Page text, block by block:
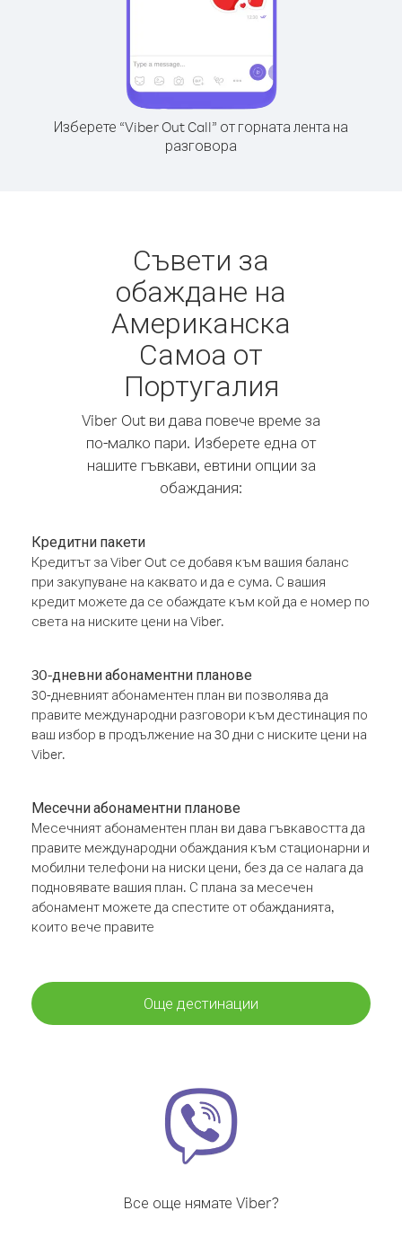
Изберете “Viber Out Call” от горната лента на
разговора
Съвети за
обаждане на
Американска
Самоа от
Португалия
Viber Out ви дава повече време за
по-малко пари. Изберете една от
нашите гъвкави, евтини опции за
обаждания:
Кредитни пакети
Кредитът за Viber Out се добавя към вашия баланс
при закупуване на каквато и да е сума. С вашия
кредит можете да се обаждате към кой да е номер по
света на ниските цени на Viber.
30-дневни абонаментни планове
30-дневният абонаментен план ви позволява да
правите международни разговори към дестинация по
ваш избор в продължение на 30 дни с ниските цени на
Viber.
Месечни абонаментни планове
Месечният абонаментен план ви дава гъвкавостта да
правите международни обаждания към стационарни и
мобилни телефони на ниски цени, без да се налага да
подновявате вашия план. С плана за месечен
абонамент можете да спестите от обажданията,
които вече правите
Още дестинации
Все още нямате Viber?